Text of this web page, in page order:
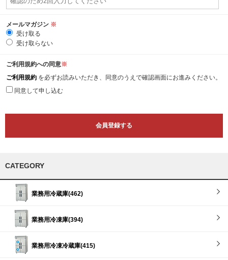
メールマガジン ※
受け取る
受け取らない
ご利用規約への同意※
ご利用規約 を必ずお読みいただき、同意のうえで確認画面にお進みください。
同意して申し込む
CATEGORY
業務用冷蔵庫(462)
業務用冷凍庫(394)
業務用冷凍冷蔵庫(415)